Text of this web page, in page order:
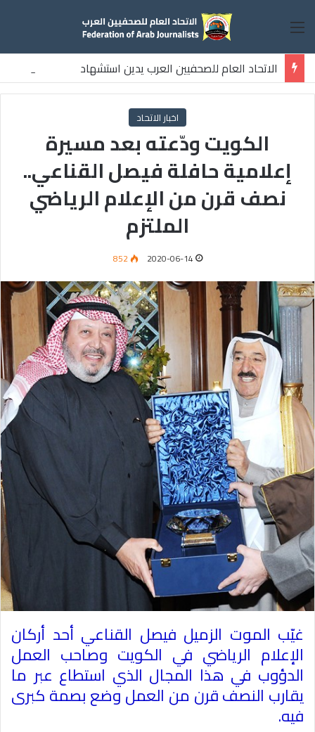
القائمة
الاتحاد العام للصحفيين العرب يدين استشهاد
ثلاثة صحفيين فلسطينيين باستهداف إسرائيلي وسط قطاع غزة
اخبار الاتحاد
الكويت ودّعته بعد مسيرة
إعلامية حافلة فيصل القناعي..
نصف قرن من الإعلام الرياضي
الملتزم
2020-06-14
852
غيّب الموت الزميل فيصل القناعي أحد أركان
الإعلام الرياضي في الكويت وصاحب العمل
الدؤوب في هذا المجال الذي استطاع عبر ما
يقارب النصف قرن من العمل وضع بصمة كبرى
فيه.